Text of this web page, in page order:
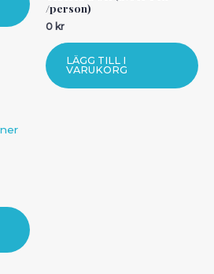
/person)
0 kr
LÄGG TILL I
VARUKORG